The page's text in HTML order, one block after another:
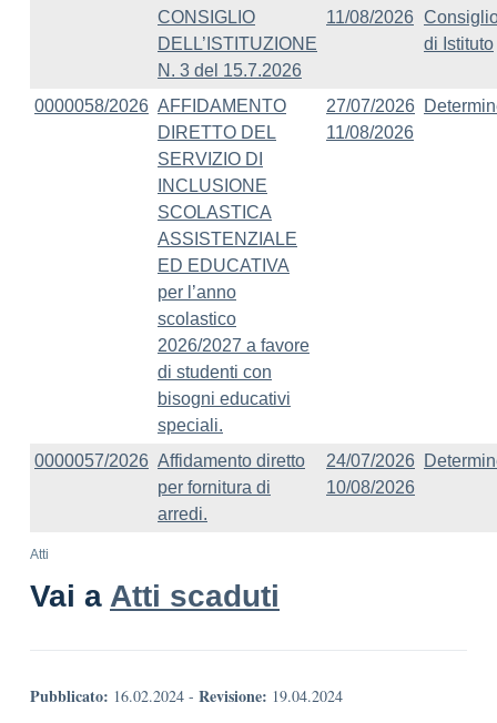
Atti
CONSIGLIO
DELL’ISTITUZIONE
N. 3 del 15.7.2026
11/08/2026
di Istituto
0000058/2026 AFFIDAMENTO
DIRETTO DEL
SERVIZIO DI
INCLUSIONE
SCOLASTICA
ASSISTENZIALE
ED EDUCATIVA
per l’anno
scolastico
2026/2027 a favore
di studenti con
bisogni educativi
speciali.
27/07/2026
11/08/2026
0000057/2026 Affidamento diretto
per fornitura di
arredi.
24/07/2026
10/08/2026
Vai a Atti scaduti
Pubblicato: 16.02.2024 - Revisione: 19.04.2024